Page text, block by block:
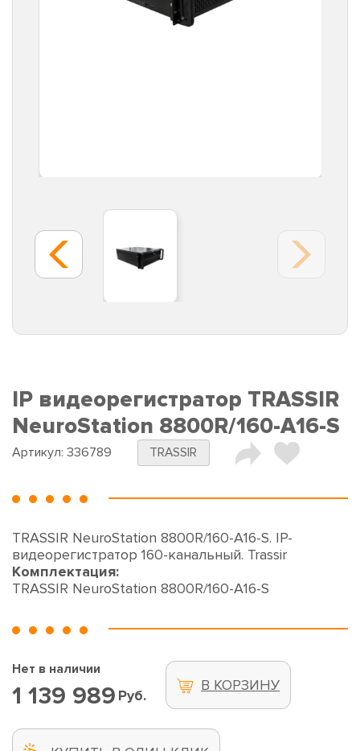
IP видеорегистратор TRASSIR
NeuroStation 8800R/160-A16-S
Артикул: 336789 TRASSIR
TRASSIR NeuroStation 8800R/160-A16-S. IP-
видеорегистратор 160-канальный. Trassir
Комплектация:
TRASSIR NeuroStation 8800R/160-A16-S
Нет в наличии
1 139 989 Руб.
В КОРЗИНУ